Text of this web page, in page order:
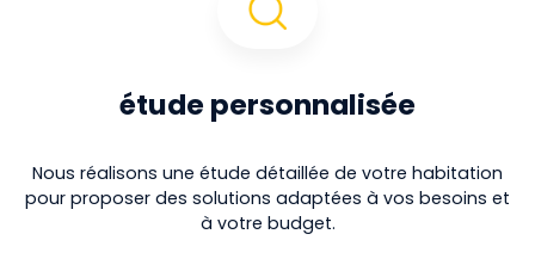
étude personnalisée
Nous réalisons une étude détaillée de votre habitation
pour proposer des solutions adaptées à vos besoins et
à votre budget.